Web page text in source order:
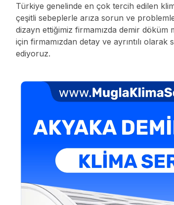
Türkiye genelinde en çok tercih edilen
çeşitli sebeplerle arıza sorun ve
dizayn ettiğimiz firmamızda demir döküm
için firmamızdan detay ve ayrıntılı
ediyoruz.